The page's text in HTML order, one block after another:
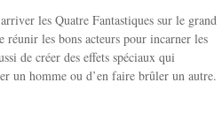
les Quatre Fantastiques sur le grand
réunir les bons acteurs pour incarner les
de créer des effets spéciaux qui
un homme ou d’en faire brûler un autre.